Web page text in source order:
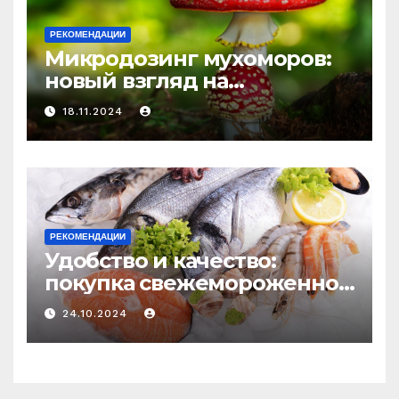
РЕКОМЕНДАЦИИ
Микродозинг мухоморов:
новый взгляд на
психоделику
18.11.2024
РЕКОМЕНДАЦИИ
Удобство и качество:
покупка свежемороженной
рыбы онлайн
24.10.2024